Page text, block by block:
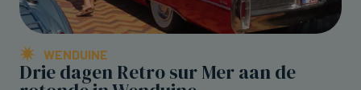
WENDUINE
Drie dagen Retro sur Mer aan de